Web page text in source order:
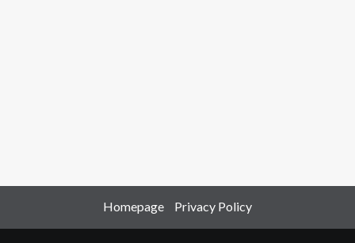
Homepage Privacy Policy